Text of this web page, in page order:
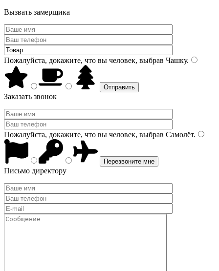
Вызвать замерщика
Пожалуйста, докажите, что вы человек, выбрав Чашку.
Заказать звонок
Пожалуйста, докажите, что вы человек, выбрав Самолёт.
Письмо директору